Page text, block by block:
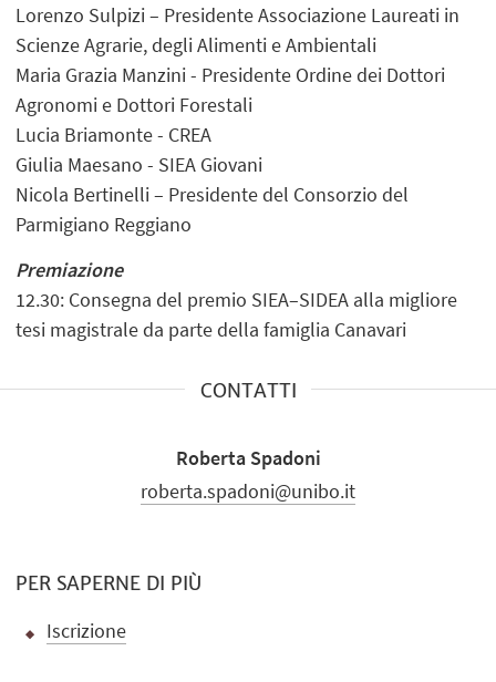
Lorenzo Sulpizi – Presidente Associazione Laureati in
Scienze Agrarie, degli Alimenti e Ambientali
Maria Grazia Manzini - Presidente Ordine dei Dottori
Agronomi e Dottori Forestali
Lucia Briamonte - CREA
Giulia Maesano - SIEA Giovani
Nicola Bertinelli – Presidente del Consorzio del
Parmigiano Reggiano
Premiazione
12.30: Consegna del premio SIEA–SIDEA alla migliore
tesi magistrale da parte della famiglia Canavari
CONTATTI
Roberta Spadoni
roberta.spadoni@unibo.it
PER SAPERNE DI PIÙ
Iscrizione